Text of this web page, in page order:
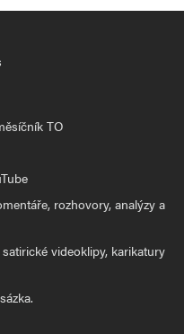
TO
rozhovory, analýzy a
videoklipy, karikatury